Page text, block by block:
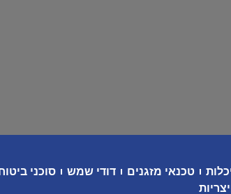
טכנאי מזגנים דודי שמש סוכני